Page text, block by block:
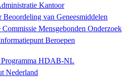
Kantoor
Beoordeling van Geneesmiddelen
Commissie Mensgebonden Onderzoek
Beroepen
Programma HDAB-NL
Nederland